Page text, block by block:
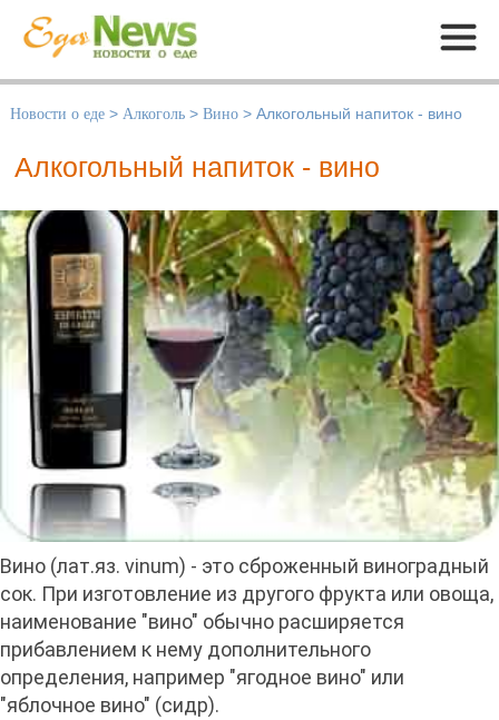
Меню
Новости о еде > Алкоголь > Вино > Алкогольный напиток - вино
Алкогольный напиток - вино
Вино (лат.яз. vinum) - это сброженный виноградный
сок. При изготовление из другого фрукта или овоща,
наименование "вино" обычно расширяется
прибавлением к нему дополнительного
определения, например "ягодное вино" или
"яблочное вино" (сидр).